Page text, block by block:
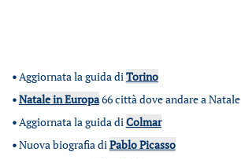
•Aggiornata la guida diTorino
•Natale in Europa66 città dove andare a Natale
•Aggiornata la guida diColmar
•Nuova biografia diPablo Picasso